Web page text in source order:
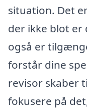
situation. Det
der ikke blot er
også er
forstår dine
revisor skaber
fokusere på